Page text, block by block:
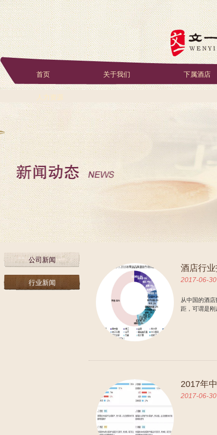
首页 关于我们 下属酒店
人力资源
公司新闻
行业新闻
酒店行
2017-06-30
从中国的酒
距，可谓是
2017年
2017-06-30